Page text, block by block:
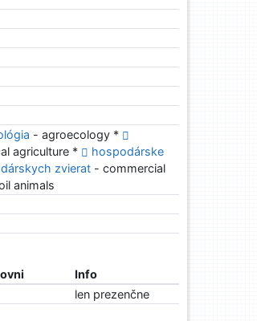
- agroecology *
agriculture *
hospodárske
zvierat - commercial
animals
Info
len prezenčne